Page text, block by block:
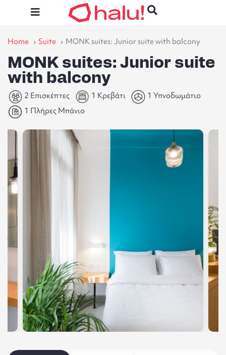
Home Suite MONK suites: Junior suite with balcony
MONK suites: Junior suite
with balcony
2 Επισκέπτες 1 Κρεβάτι
1 Υπνοδωμάτιο
1 Πλήρες Μπάνιο